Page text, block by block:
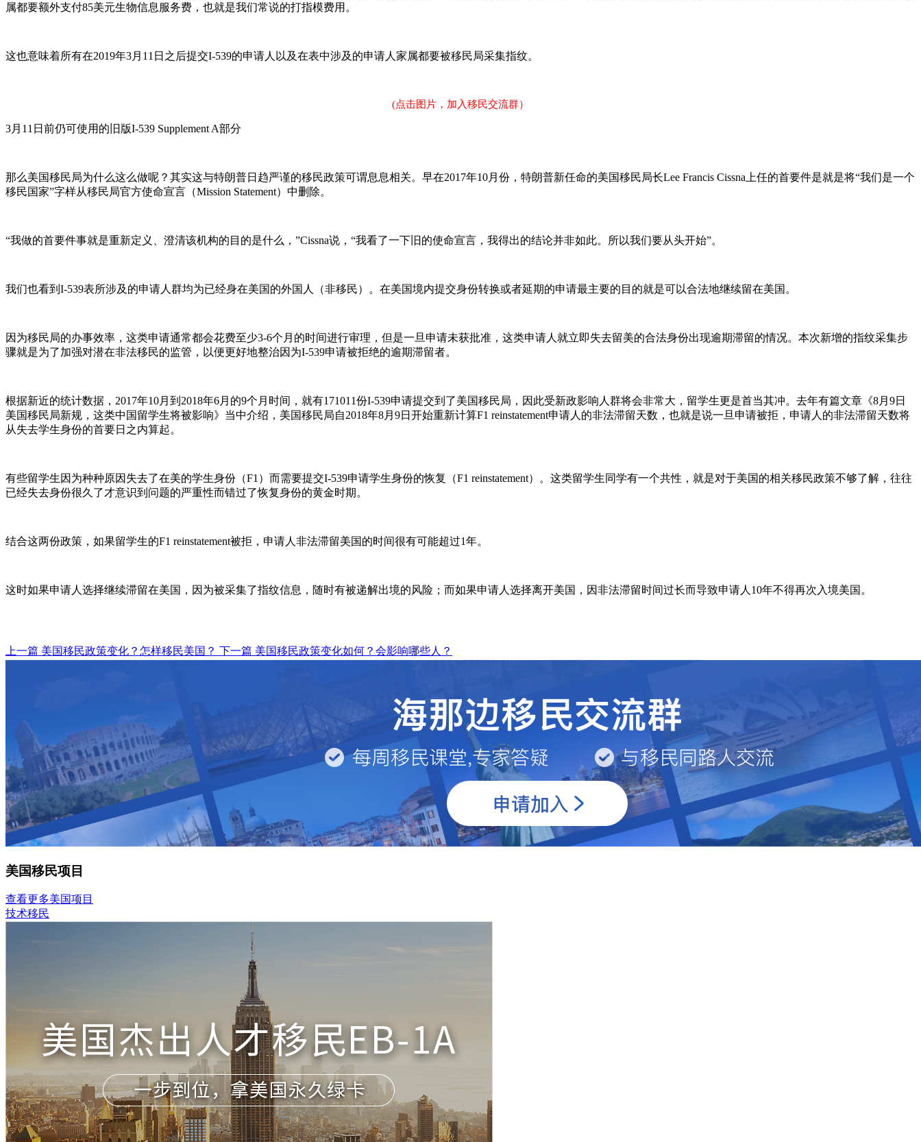
属都要额外支付85美元生物信息服务费，也就是我们常说的打指模费用。
这也意味着所有在2019年3月11日之后提交I-539的申请人以及在表中涉及的申请人家属都要被移民局采集指纹。
(点击图片，加入移民交流群）
3月11日前仍可使用的旧版I-539 Supplement A部分
那么美国移民局为什么这么做呢？其实这与特朗普日趋严谨的移民政策可谓息息相关。早在2017年10月份，特朗普新任命的美国移民局长Lee Francis Cissna上任的首要件是就是将“我们是一个
移民国家”字样从移民局官方使命宣言（Mission Statement）中删除。
“我做的首要件事就是重新定义、澄清该机构的目的是什么，”Cissna说，“我看了一下旧的使命宣言，我得出的结论并非如此。所以我们要从头开始”。
我们也看到I-539表所涉及的申请人群均为已经身在美国的外国人（非移民）。在美国境内提交身份转换或者延期的申请最主要的目的就是可以合法地继续留在美国。
因为移民局的办事效率，这类申请通常都会花费至少3-6个月的时间进行审理，但是一旦申请未获批准，这类申请人就立即失去留美的合法身份出现逾期滞留的情况。本次新增的指纹采集步
骤就是为了加强对潜在非法移民的监管，以便更好地整治因为I-539申请被拒绝的逾期滞留者。
根据新近的统计数据，2017年10月到2018年6月的9个月时间，就有171011份I-539申请提交到了美国移民局，因此受新政影响人群将会非常大，留学生更是首当其冲。去年有篇文章《8月9日
美国移民局新规，这类中国留学生将被影响》当中介绍，美国移民局自2018年8月9日开始重新计算F1 reinstatement申请人的非法滞留天数，也就是说一旦申请被拒，申请人的非法滞留天数将
从失去学生身份的首要日之内算起。
有些留学生因为种种原因失去了在美的学生身份（F1）而需要提交I-539申请学生身份的恢复（F1 reinstatement）。这类留学生同学有一个共性，就是对于美国的相关移民政策不够了解，往往
已经失去身份很久了才意识到问题的严重性而错过了恢复身份的黄金时期。
结合这两份政策，如果留学生的F1 reinstatement被拒，申请人非法滞留美国的时间很有可能超过1年。
这时如果申请人选择继续滞留在美国，因为被采集了指纹信息，随时有被递解出境的风险；而如果申请人选择离开美国，因非法滞留时间过长而导致申请人10年不得再次入境美国。
上一篇 美国移民政策变化？怎样移民美国？ 下一篇 美国移民政策变化如何？会影响哪些人？
美国移民项目
查看更多美国项目
技术移民